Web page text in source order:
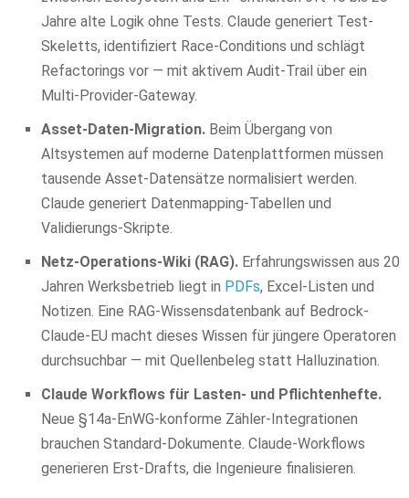
Jahre alte Logik ohne Tests. Claude generiert Test-
Skeletts, identifiziert Race-Conditions und schlägt
Refactorings vor — mit aktivem Audit-Trail über ein
Multi-Provider-Gateway.
Asset-Daten-Migration. Beim Übergang von
Altsystemen auf moderne Datenplattformen müssen
tausende Asset-Datensätze normalisiert werden.
Claude generiert Datenmapping-Tabellen und
Validierungs-Skripte.
Netz-Operations-Wiki (RAG). Erfahrungswissen aus 20
Jahren Werksbetrieb liegt in PDFs, Excel-Listen und
Notizen. Eine RAG-Wissensdatenbank auf Bedrock-
Claude-EU macht dieses Wissen für jüngere Operatoren
durchsuchbar — mit Quellenbeleg statt Halluzination.
Claude Workflows für Lasten- und Pflichtenhefte.
Neue §14a-EnWG-konforme Zähler-Integrationen
brauchen Standard-Dokumente. Claude-Workflows
generieren Erst-Drafts, die Ingenieure finalisieren.